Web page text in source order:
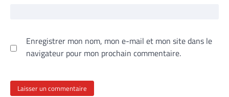
Enregistrer mon nom, mon e-mail et mon site dans le
navigateur pour mon prochain commentaire.